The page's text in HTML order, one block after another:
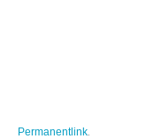
Permanentlink